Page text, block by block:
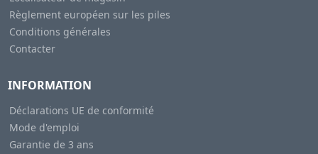
Règlement européen sur les piles
Conditions générales
Contacter
INFORMATION
Déclarations UE de conformité
Mode d'emploi
Garantie de 3 ans